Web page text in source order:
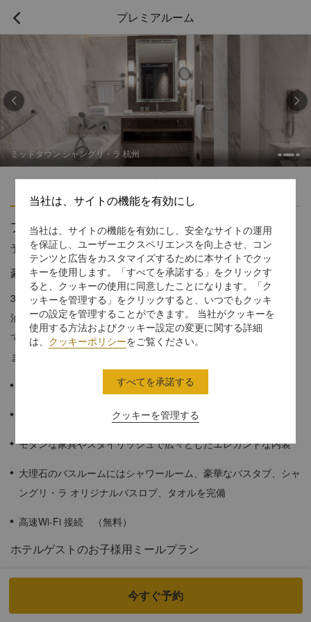
 プレミアルーム
ミッドタウン シャングリ・ラ 杭州
 
プレミアルーム
予約受付窓口の電話番号 1 866 565 5050
豪華な空間と美しい眺め
3階と8～11階にある広々としたプレミアルームには、快適なご宿
泊をお過ごしいただくのに十分なスペースや豪華な家具が備わっ
ております。全室から、美しい市街地の眺めをお楽しみいただけ
ます。
床から天井まである窓から市街地の眺め
モダンな家具やスタイリッシュで広々としたエレガントな内装
大理石のバスルームにはシャワールーム、豪華なバスタブ、シャ
ングリ・ラ オリジナルバスロブ、タオルを完備
高速Wi-Fi 接続 （無料）
ホテルゲストのお子様用ミールプラン
12才未満のお子様に限ります。
シャングリ・ラ サークル会員特典：
今すぐ予約
当社は、サイトの機能を有効にし
当社は、サイトの機能を有効にし、安全なサイトの運用
を保証し、ユーザーエクスペリエンスを向上させ、コン
テンツと広告をカスタマイズするために本サイトでクッ
キーを使用します。「すべてを承諾する」をクリックす
ると、クッキーの使用に同意したことになります。「ク
ッキーを管理する」をクリックすると、いつでもクッキ
ーの設定を管理することができます。 当社がクッキーを
使用する方法およびクッキー設定の変更に関する詳細
は、 クッキーポリシーをご覧ください。
クッキーを管理する
すべてを承諾する